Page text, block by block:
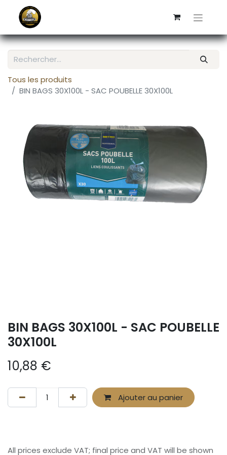
Tous les produits
BIN BAGS 30X100L - SAC POUBELLE 30X100L
BIN BAGS 30X100L - SAC POUBELLE
30X100L
10,88 €
Ajouter au panier
All prices exclude VAT; final price and VAT will be shown